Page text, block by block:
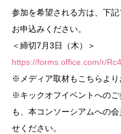
参加を希望される方は、下
お申込みください。
＜締切7月3日（木）＞
https://forms.office.com/r/
※メディア取材もこちらより
※キックオフイベントへの
も、本コンソーシアムへの
せください。